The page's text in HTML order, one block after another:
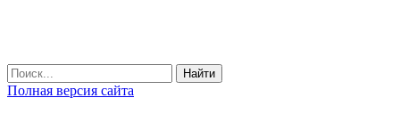
Найти
Полная версия сайта